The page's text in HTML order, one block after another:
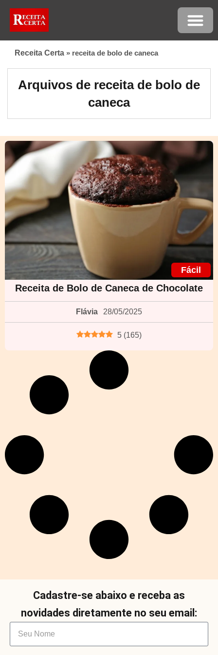
Receita Certa » receita de bolo de caneca
Arquivos de receita de bolo de
caneca
Fácil
Receita de Bolo de Caneca de Chocolate
Flávia 28/05/2025
5 (165)
Cadastre-se abaixo e receba as
novidades diretamente no seu email: